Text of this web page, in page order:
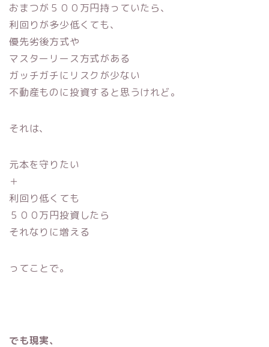
おまつが５００万円持っていたら、
利回りが多少低くても、
優先劣後方式や
マスターリース方式がある
ガッチガチにリスクが少ない
不動産ものに投資すると思うけれど。
それは、
元本を守りたい
＋
利回り低くても
５００万円投資したら
それなりに増える
ってことで。
でも現実、